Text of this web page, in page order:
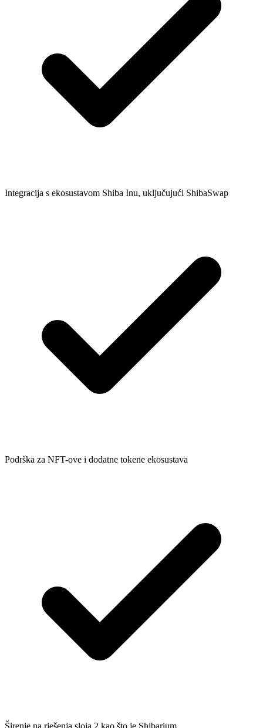
Integracija s ekosustavom Shiba Inu, uključujući ShibaSwap
Podrška za NFT-ove i dodatne tokene ekosustava